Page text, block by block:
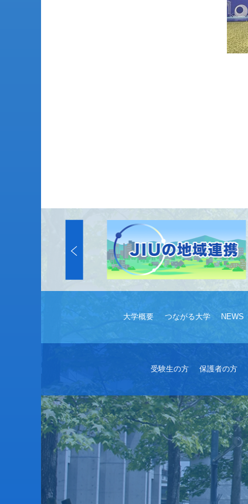
大学概要 つながる大学 NEWS
受験生の方 保護者の方